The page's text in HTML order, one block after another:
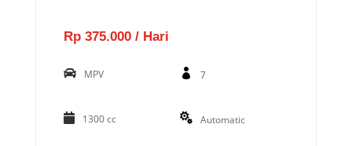
Rp 375.000 / Hari
MPV 7
1300 cc Automatic